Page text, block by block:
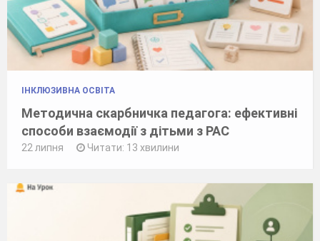
ІНКЛЮЗИВНА ОСВІТА
Методична скарбничка педагога: ефективні
способи взаємодії з дітьми з РАС
22 липня Читати: 13 хвилини